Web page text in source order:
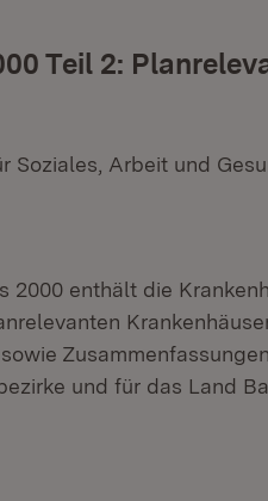
Teil 2:
Soziales, Arbeit und
2000 enthält die
und für das Land